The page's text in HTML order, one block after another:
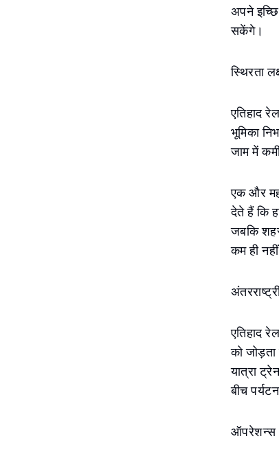
अपने
सकेंगे।
स्थिरता
एतिहाद
भूमिका
जाम में
एक और
देते हैं कि
जबकि
कम ही
एतिहाद
को
यात्रा
बीच
ऑपरेशन्स